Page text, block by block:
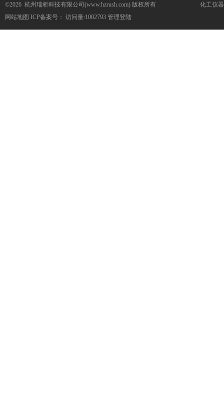
©2026 杭州瑞析科技有限公司(www.hzrush.com) 版权所有
网站地图 ICP备案号： 访问量:1002793 管理登陆
化工仪